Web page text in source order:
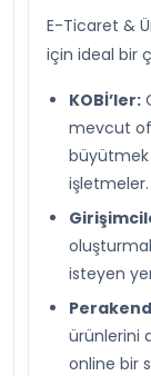
E-Ticaret &
için ideal bir
KOBİ’ler:
mevcut
büyütmek
işletmeler.
isteyen
ürünlerini
online bir